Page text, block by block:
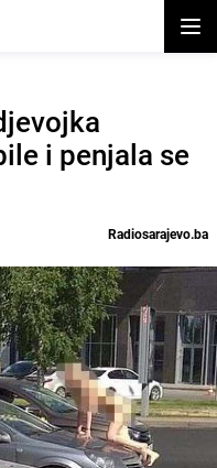
i penjala se
Radiosarajevo.ba